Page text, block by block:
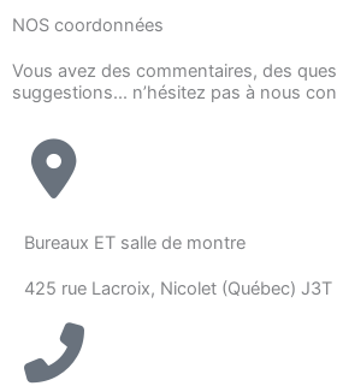
NOS coordonnées
Vous avez des commentaires, des
suggestions... n’hésitez pas à nous
Bureaux ET salle de montre
425 rue Lacroix, Nicolet (Québec) J3T